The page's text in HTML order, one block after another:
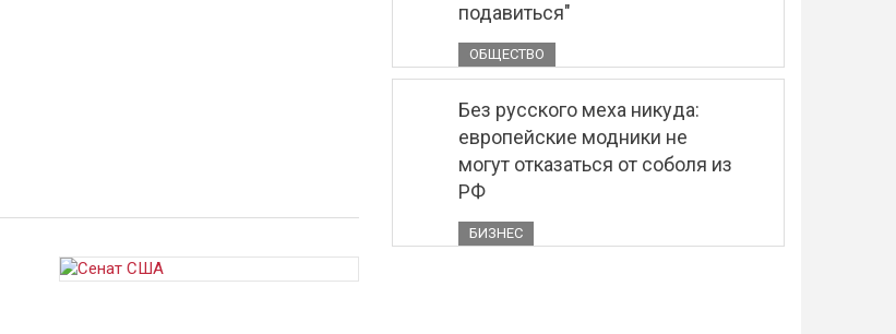
подавиться"
ОБЩЕСТВО
Без русского меха никуда:
европейские модники не
могут отказаться от соболя из
РФ
БИЗНЕС